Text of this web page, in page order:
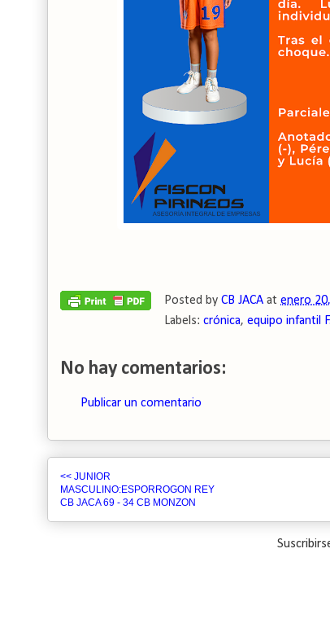
Posted by CB JACA at enero
Labels: crónica, equipo infantil F.
No hay comentarios:
Publicar un comentario
<< JUNIOR
MASCULINO:ESPORROGON REY
CB JACA 69 - 34 CB MONZON